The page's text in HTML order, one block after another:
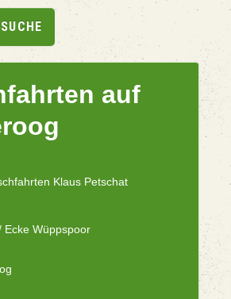
auf
Klaus Petschat
Ecke Wüppspoor